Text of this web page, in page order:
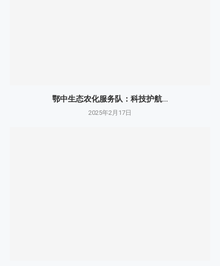
鄂中生态农化服务队：科技护航...
2025年2月17日